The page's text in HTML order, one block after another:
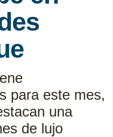
para este mes,
una
de lujo